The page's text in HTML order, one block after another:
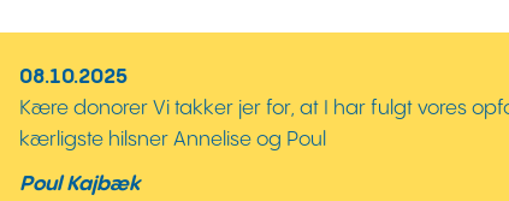
08.10.2025
Kære donorer Vi takker jer for, at I har fulgt vores
kærligste hilsner Annelise og Poul
Poul Kajbæk